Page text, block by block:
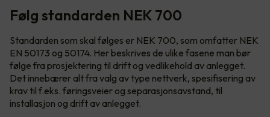
Følg standarden NEK 700
Standarden som skal følges er NEK 700, som omfatter NEK
EN 50173 og 50174. Her beskrives de ulike fasene man bør
følge fra prosjektering til drift og vedlikehold av anlegget.
Det innebærer alt fra valg av type nettverk, spesifisering av
krav til f.eks. føringsveier og separasjonsavstand, til
installasjon og drift av anlegget.